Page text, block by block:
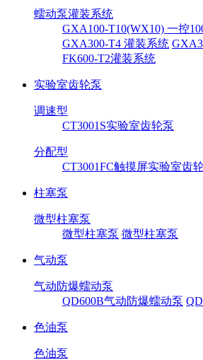
蠕动泵灌装系统
GXA100-T10(WX10) 一控
GXA300-T4 灌装系统
FK600-T2灌装系统
实验室齿轮泵
调速型
CT3001S实验室齿轮泵
分配型
CT3001FC触摸屏实验室齿
柱塞泵
微型柱塞泵
微型柱塞泵 微型柱塞泵
气动泵
气动防爆蠕动泵
QD600B气动防爆蠕动泵
色油泵
色油泵